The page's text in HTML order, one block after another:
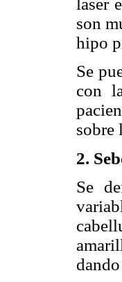
láser
son
hipo
Se
con
sobre
2.
Se